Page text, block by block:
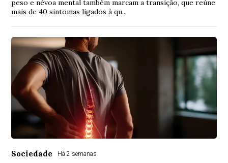
peso e névoa mental também marcam a transição, que reúne
mais de 40 sintomas ligados à qu...
Sociedade Há 2 semanas